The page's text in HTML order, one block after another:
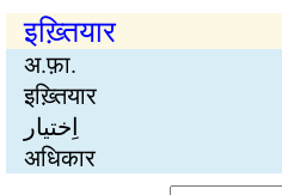
इख़्तियार
अ.फ़ा.
इख़्तियार
اِختیار
अधिकार